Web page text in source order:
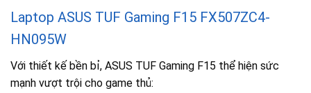
Laptop ASUS TUF Gaming F15 FX507ZC4-
HN095W
Với thiết kế bền bỉ, ASUS TUF Gaming F15 thể hiện sức
mạnh vượt trội cho game thủ: